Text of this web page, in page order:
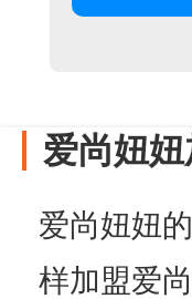
爱尚妞
爱尚妞妞
样加盟爱